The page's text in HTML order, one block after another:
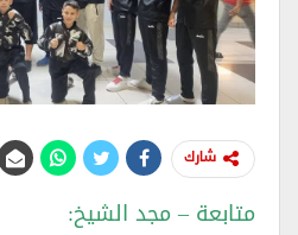
شارك
متابعة – مجد الشيخ: